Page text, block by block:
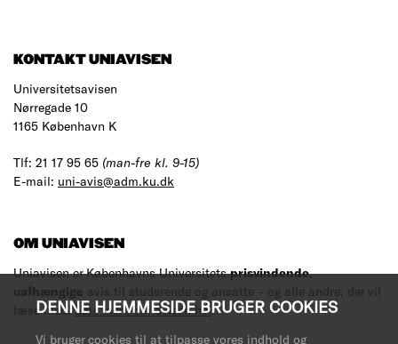
DENNE HJEMMESIDE BRUGER COOKIES
Vi bruger cookies til at tilpasse vores indhold og
KONTAKT UNIAVISEN
Universitetsavisen
Nørregade 10
1165 København K
Tlf: 21 17 95 65 (man-fre kl. 9-15)
E-mail: uni-avis@adm.ku.dk
OM UNIAVISEN
Uniavisen er Københavns Universitetsprisvindende,
uafhængige avis til studerende og ansatte – og alle andre, der vil
læse med.Læs mere om avisen her.